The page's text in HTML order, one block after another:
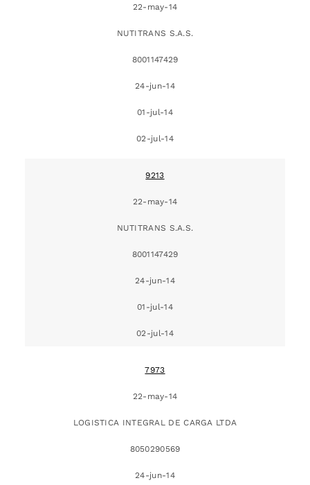
22-may-14
NUTITRANS S.A.S.
8001147429
24-jun-14
01-jul-14
02-jul-14
9213
22-may-14
NUTITRANS S.A.S.
8001147429
24-jun-14
01-jul-14
02-jul-14
7973
22-may-14
LOGISTICA INTEGRAL DE CARGA LTDA
8050290569
24-jun-14